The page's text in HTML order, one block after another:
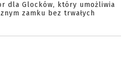
dla Glocków, który umożliwia
zamku bez trwałych